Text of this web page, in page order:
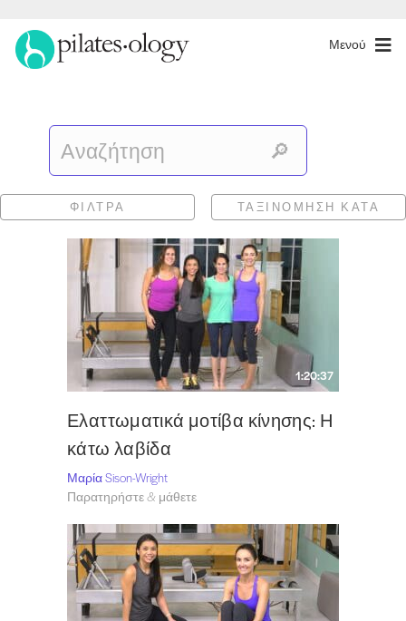
Μενού
ΦΊΛΤΡΑ ΤΑΞΙΝΌΜΗΣΗ ΚΑΤΆ
1:20:37
Ελαττωματικά μοτίβα κίνησης: Η
κάτω λαβίδα
Μαρία Sison-Wright
Παρατηρήστε & μάθετε